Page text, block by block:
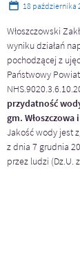
18 października
Włoszczowski
wyniku działań
pochodzącej z
Państwowy
przydatność
gm.
Jakość wody jest
z dnia 7 grudnia
przez ludzi (Dz.U.